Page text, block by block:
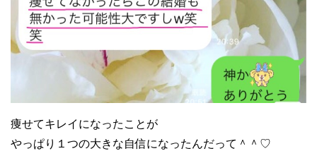
痩せてキレイになったことが
やっぱり１つの大きな自信になったんだって＾＾♡